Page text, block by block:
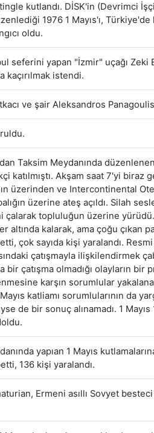
kutlandı. DİSK'in (Devrimci
1976 1 Mayıs'ı, Türkiye'de
oldu.
seferini yapan "İzmir" uçağı Zeki
kaçırılmak istendi.
ve şair Aleksandros
Taksim Meydanında
katılmıştı. Akşam saat 7'yi biraz
üzerinden ve Intercontinental
üzerine ateş açıldı. Silah
çalarak topluluğun üzerine
altında kalarak, ama çoğu çıkan
çok sayıda kişi yaralandı.
çatışmayla ilişkilendirmek
bir çatışma olmadığı olayların bir
karşın sorumlular
katliamı sorumlularının da
de bir sonuç alınamadı. 1 Mayıs
yapıan 1 Mayıs
136 kişi yaralandı.
Ermeni asıllı Sovyet